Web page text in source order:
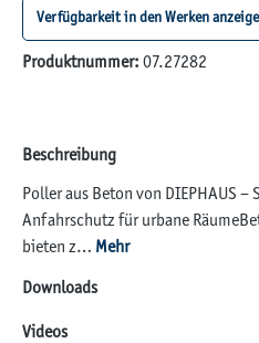
Verfügbarkeit in den Werken
Produktnummer: 07.27282
Beschreibung
Poller aus Beton von DIEPHAUS
Anfahrschutz für urbane
bieten z… Mehr
Downloads
Videos